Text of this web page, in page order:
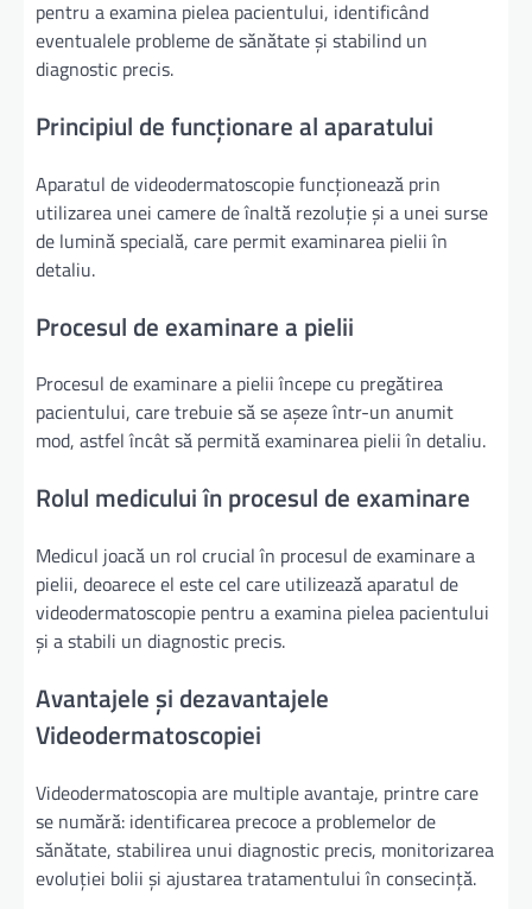
pentru a examina pielea pacientului, identificând
eventualele probleme de sănătate și stabilind un
diagnostic precis.
Principiul de funcționare al aparatului
Aparatul de videodermatoscopie funcționează prin
utilizarea unei camere de înaltă rezoluție și a unei surse
de lumină specială, care permit examinarea pielii în
detaliu.
Procesul de examinare a pielii
Procesul de examinare a pielii începe cu pregătirea
pacientului, care trebuie să se așeze într-un anumit
mod, astfel încât să permită examinarea pielii în detaliu.
Rolul medicului în procesul de examinare
Medicul joacă un rol crucial în procesul de examinare a
pielii, deoarece el este cel care utilizează aparatul de
videodermatoscopie pentru a examina pielea pacientului
și a stabili un diagnostic precis.
Avantajele și dezavantajele
Videodermatoscopiei
Videodermatoscopia are multiple avantaje, printre care
se numără: identificarea precoce a problemelor de
sănătate, stabilirea unui diagnostic precis, monitorizarea
evoluției bolii și ajustarea tratamentului în consecință.